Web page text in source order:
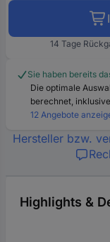
14 Tage
Sie haben bereits
Die optimale
berechnet,
12 Angebote
Hersteller bzw.
Highlights &